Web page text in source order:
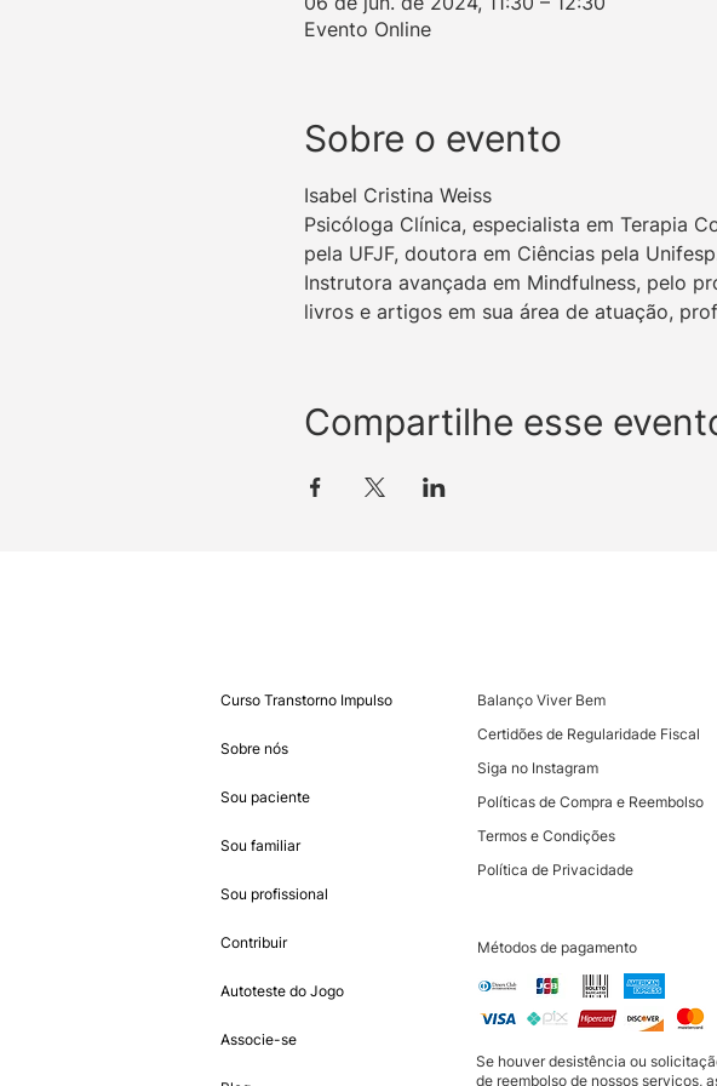
Evento Online
Sobre o evento
Isabel Cristina Weiss
Psicóloga Clínica, especialista em Terapia
pela UFJF, doutora em Ciências pela
Instrutora avançada em Mindfulness, pelo
livros e artigos em sua área de atuação,
Compartilhe esse
Curso Transtorno Impulso
Sobre nós
Sou paciente
Sou familiar
Sou profissional
Contribuir
Autoteste do Jogo
Associe-se
Balanço Viver Bem
Certidões de Regularidade Fiscal
Siga no Instagram
Políticas de Compra e Reembolso
Termos e Condições
Política de Privacidade
Métodos de pagamento
Se houver desistência ou
de reembolso de nossos serviços,